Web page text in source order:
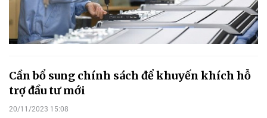
Cần bổ sung chính sách để khuyến khích hỗ
trợ đầu tư mới
20/11/2023 15:08